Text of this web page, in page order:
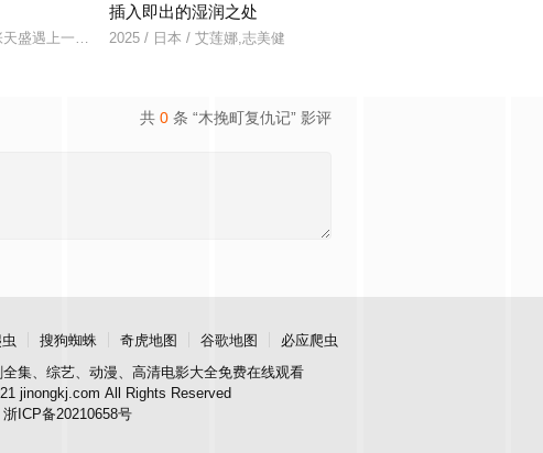
借调警员安迪参战。首轮毒贩阿泰
盛遇上一起离奇的神像杀人事件，勘案过程中，牵引出“婴胎报仇”，“娘娘索命”等一
插入即出的湿润之处
2025 / 日本 / 艾莲娜,志美健
共 0 条 “木挽町复仇记” 影评
搜狗蜘蛛 奇虎地图 谷歌地图
必应爬虫
集、综艺、动漫、高清电影大全免费在线观看
jinongkj.com All Rights Reserved
浙ICP备20210658号